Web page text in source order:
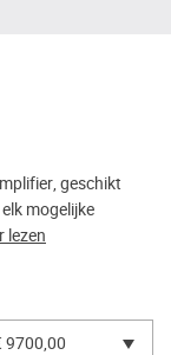
geschikt
mogelijke
lezen
9700,00